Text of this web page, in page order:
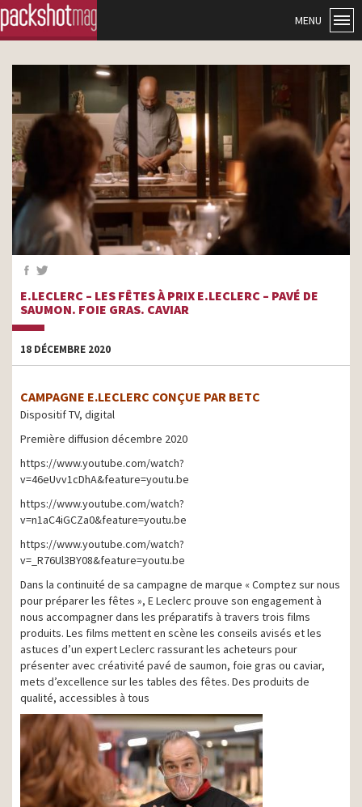
MENU
E.LECLERC – LES FÊTES À PRIX E.LECLERC – PAVÉ DE
SAUMON. FOIE GRAS. CAVIAR
18 DÉCEMBRE 2020
CAMPAGNE E.LECLERC CONÇUE PAR BETC
Dispositif TV, digital
Première diffusion décembre 2020
https://www.youtube.com/watch?
v=46eUvv1cDhA&feature=youtu.be
https://www.youtube.com/watch?
v=n1aC4iGCZa0&feature=youtu.be
https://www.youtube.com/watch?
v=_R76Ul3BY08&feature=youtu.be
Dans la continuité de sa campagne de marque « Comptez sur nous
pour préparer les fêtes », E Leclerc prouve son engagement à
nous accompagner dans les préparatifs à travers trois films
produits. Les films mettent en scène les conseils avisés et les
astuces d’un expert Leclerc rassurant les acheteurs pour
présenter avec créativité pavé de saumon, foie gras ou caviar,
mets d’excellence sur les tables des fêtes. Des produits de
qualité, accessibles à tous